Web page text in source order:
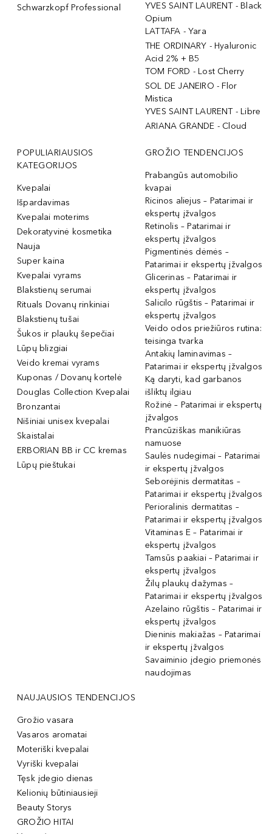
Schwarzkopf Professional
YVES SAINT LAURENT - Black
Opium
LATTAFA - Yara
THE ORDINARY - Hyaluronic
Acid 2% + B5
TOM FORD - Lost Cherry
SOL DE JANEIRO - Flor
Mistica
YVES SAINT LAURENT - Libre
ARIANA GRANDE - Cloud
POPULIARIAUSIOS
KATEGORIJOS
Kvepalai
Išpardavimas
Kvepalai moterims
Dekoratyvinė kosmetika
Nauja
Super kaina
Kvepalai vyrams
Blakstienų serumai
Rituals Dovanų rinkiniai
Blakstienų tušai
Šukos ir plaukų šepečiai
Lūpų blizgiai
Veido kremai vyrams
Kuponas / Dovanų kortelė
Douglas Collection Kvepalai
Bronzantai
Nišiniai unisex kvepalai
Skaistalai
ERBORIAN BB ir CC kremas
Lūpų pieštukai
GROŽIO TENDENCIJOS
Prabangūs automobilio
kvapai
Ricinos aliejus – Patarimai ir
ekspertų įžvalgos
Retinolis – Patarimai ir
ekspertų įžvalgos
Pigmentinės dėmės –
Patarimai ir ekspertų įžvalgos
Glicerinas – Patarimai ir
ekspertų įžvalgos
Salicilo rūgštis – Patarimai ir
ekspertų įžvalgos
Veido odos priežiūros rutina:
teisinga tvarka
Antakių laminavimas –
Patarimai ir ekspertų įžvalgos
Ką daryti, kad garbanos
išliktų ilgiau
Rožinė – Patarimai ir ekspertų
įžvalgos
Prancūziškas manikiūras
namuose
Saulės nudegimai – Patarimai
ir ekspertų įžvalgos
Seborėjinis dermatitas –
Patarimai ir ekspertų įžvalgos
Perioralinis dermatitas –
Patarimai ir ekspertų įžvalgos
Vitaminas E – Patarimai ir
ekspertų įžvalgos
Tamsūs paakiai – Patarimai ir
ekspertų įžvalgos
Žilų plaukų dažymas –
Patarimai ir ekspertų įžvalgos
Azelaino rūgštis – Patarimai ir
ekspertų įžvalgos
Dieninis makiažas – Patarimai
ir ekspertų įžvalgos
Savaiminio įdegio priemonės
naudojimas
NAUJAUSIOS TENDENCIJOS
Grožio vasara
Vasaros aromatai
Moteriški kvepalai
Vyriški kvepalai
Tęsk įdegio dienas
Kelionių būtiniausieji
Beauty Storys
GROŽIO HITAI